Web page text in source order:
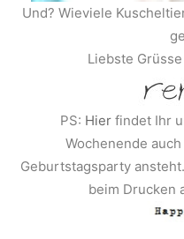
Und? Wieviele
Liebste
PS: Hier findet Ihr
Wochenende
Geburtstagsparty
beim Drucken